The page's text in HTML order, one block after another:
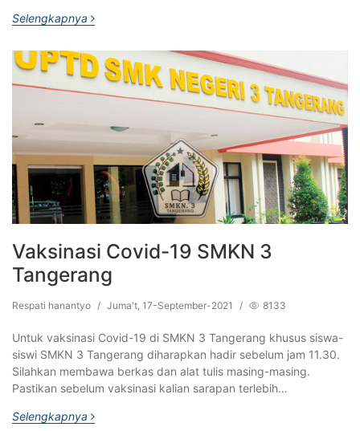
Selengkapnya
Vaksinasi Covid-19 SMKN 3
Tangerang
Respati hanantyo / Juma't, 17-September-2021 / 8133
Untuk vaksinasi Covid-19 di SMKN 3 Tangerang khusus siswa-
siswi SMKN 3 Tangerang diharapkan hadir sebelum jam 11.30.
Silahkan membawa berkas dan alat tulis masing-masing.
Pastikan sebelum vaksinasi kalian sarapan terlebih…
Selengkapnya